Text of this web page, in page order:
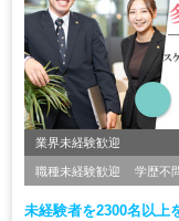
業界未経験歓迎
職種未経験歓迎 学歴不
未経験者を2300名以上